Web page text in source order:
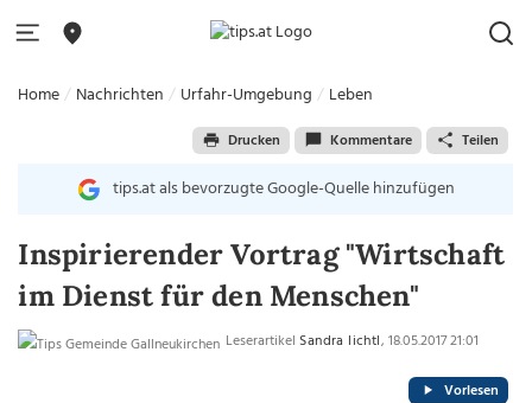
Home Nachrichten Urfahr-Umgebung Leben
Drucken Kommentare Teilen
tips.at als bevorzugte Google-Quelle hinzufügen
Inspirierender Vortrag "Wirtschaft
im Dienst für den Menschen"
LeserartikelSandra lichtl, 18.05.2017 21:01
Vorlesen